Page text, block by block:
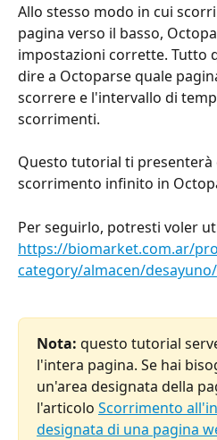
Allo stesso modo in cui
pagina verso il basso,
impostazioni corrette. Tutto
dire a Octoparse quale
scorrere e l'intervallo di
scorrimenti.
Questo tutorial ti presenterà
scorrimento infinito in
Per seguirlo, potresti voler
https://biomarket.com.ar/
category/almacen/desayuno/
Nota: questo tutorial
l'intera pagina. Se hai
un'area designata della
l'articolo Scorrimento
designata di una pagina